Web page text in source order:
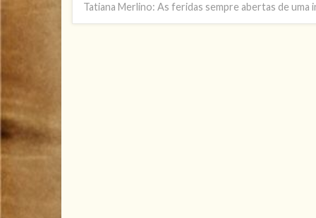
Tatiana Merlino: As feridas sempre abertas de uma